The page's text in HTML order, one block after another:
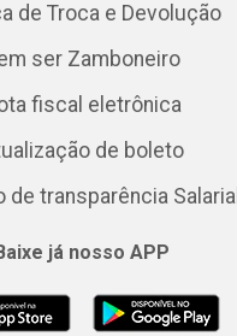
de Troca e Devolução
ser Zamboneiro
fiscal eletrônica
de boleto
de transparência Salarial
já nosso APP